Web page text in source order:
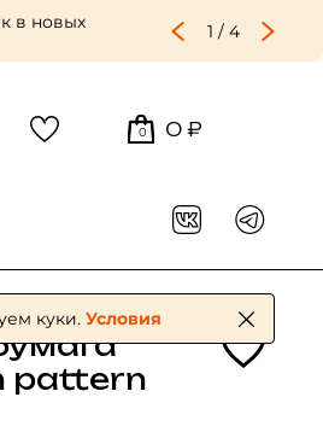
в новых
1 / 4
0 0 ₽
pattern
куки. Условия